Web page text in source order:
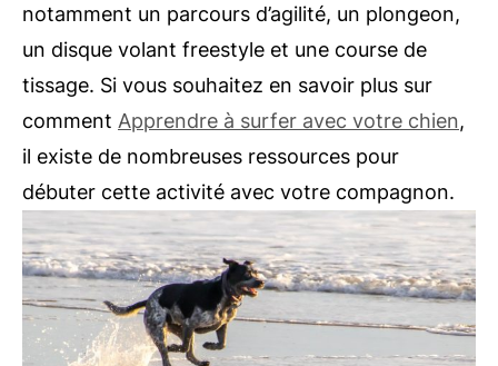
notamment un parcours d’agilité, un plongeon,
un disque volant freestyle et une course de
tissage. Si vous souhaitez en savoir plus sur
comment Apprendre à surfer avec votre chien,
il existe de nombreuses ressources pour
débuter cette activité avec votre compagnon.